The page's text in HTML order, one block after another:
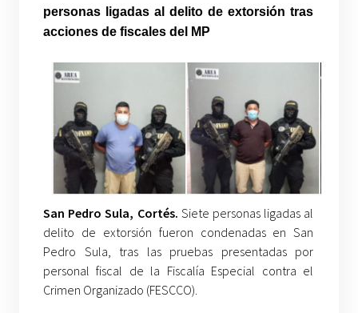
personas ligadas al delito de extorsión tras
acciones de fiscales del MP
San Pedro Sula, Cortés. Siete personas ligadas al
delito de extorsión fueron condenadas en San
Pedro Sula, tras las pruebas presentadas por
personal fiscal de la Fiscalía Especial contra el
Crimen Organizado (FESCCO).